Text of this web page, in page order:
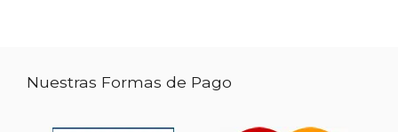
Nuestras Formas de Pago